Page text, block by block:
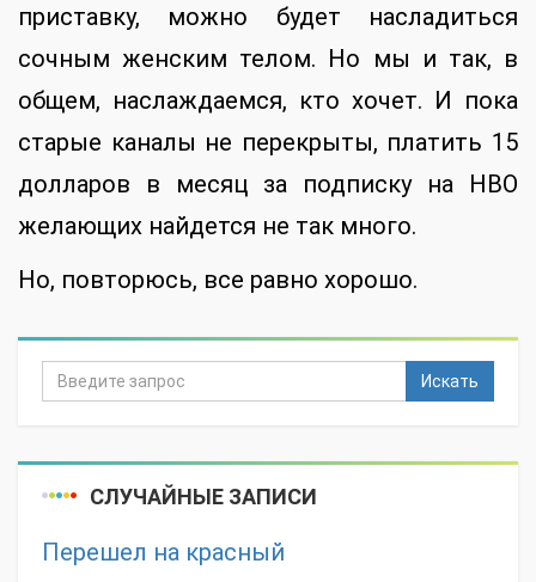
приставку, можно будет насладиться
сочным женским телом. Но мы и так, в
общем, наслаждаемся, кто хочет. И пока
старые каналы не перекрыты, платить 15
долларов в месяц за подписку на HBO
желающих найдется не так много.
Но, повторюсь, все равно хорошо.
Искать
СЛУЧАЙНЫЕ ЗАПИСИ
Перешел на красный